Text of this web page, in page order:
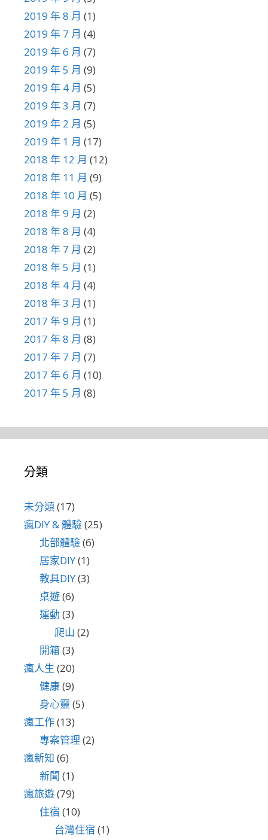
2019 年 8 月 (1)
2019 年 7 月 (4)
2019 年 6 月 (7)
2019 年 5 月 (9)
2019 年 4 月 (5)
2019 年 3 月 (7)
2019 年 2 月 (5)
2019 年 1 月 (17)
2018 年 12 月 (12)
2018 年 11 月 (9)
2018 年 10 月 (5)
2018 年 9 月 (2)
2018 年 8 月 (4)
2018 年 7 月 (2)
2018 年 5 月 (1)
2018 年 4 月 (4)
2018 年 3 月 (1)
2017 年 9 月 (1)
2017 年 8 月 (8)
2017 年 7 月 (7)
2017 年 6 月 (10)
2017 年 5 月 (8)
分類
未分類(17)
瘋DIY & 體驗(25)
北部體驗(6)
居家DIY(1)
教具DIY(3)
桌遊(6)
運動 (3)
爬山 (2)
開箱(3)
瘋人生 (20)
健康(9)
身心靈 (5)
瘋工作(13)
專案管理 (2)
瘋新知 (6)
新聞 (1)
瘋旅遊(79)
住宿 (10)
台灣住宿 (1)